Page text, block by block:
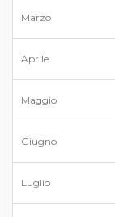
Marzo
Aprile
Maggio
Giugno
Luglio